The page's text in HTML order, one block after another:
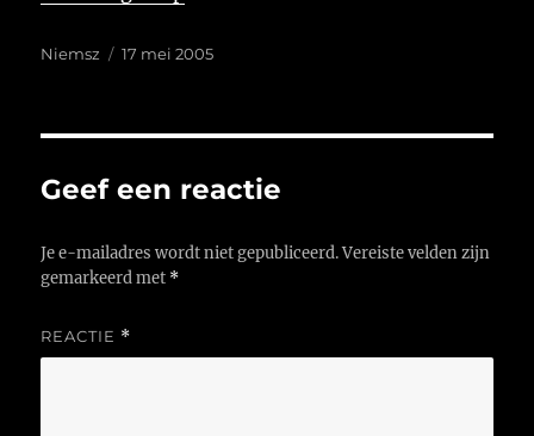
Auteur
Niemsz
Geplaatst
17 mei 2005
Geef een reactie
Je e-mailadres wordt niet gepubliceerd. Vereiste velden zijn
gemarkeerd met *
REACTIE *